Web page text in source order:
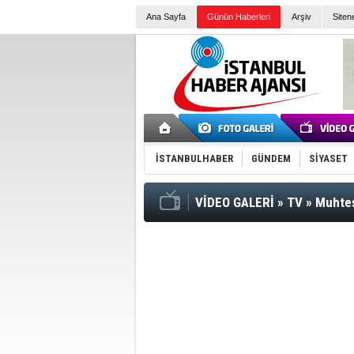
Ana Sayfa Günün Haberleri Arşiv
İSTANBULHABER GÜNDEM SİYASET
VİDEO GALERİ » TV »